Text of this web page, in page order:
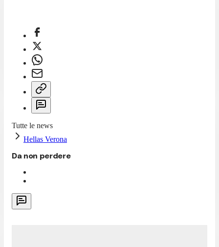
Tutte le news
Hellas Verona
Da non perdere